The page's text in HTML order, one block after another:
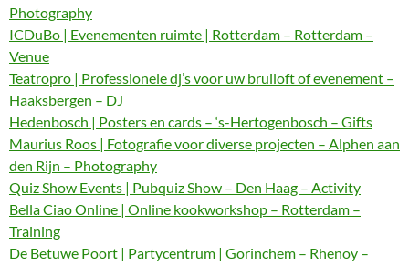
Photography
ICDuBo | Evenementen ruimte | Rotterdam – Rotterdam –
Venue
Teatropro | Professionele dj’s voor uw bruiloft of evenement –
Haaksbergen – DJ
Hedenbosch | Posters en cards – ‘s-Hertogenbosch – Gifts
Maurius Roos | Fotografie voor diverse projecten – Alphen aan
den Rijn – Photography
Quiz Show Events | Pubquiz Show – Den Haag – Activity
Bella Ciao Online | Online kookworkshop – Rotterdam –
Training
De Betuwe Poort | Partycentrum | Gorinchem – Rhenoy –